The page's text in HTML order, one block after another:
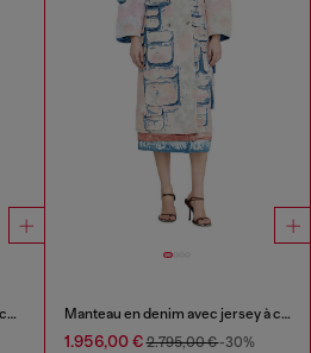
Veste courte en denim satin de coton-chanvre Manteau en denim avec jersey à carreaux décollable
1.956,00 €2.795,00 €-30%